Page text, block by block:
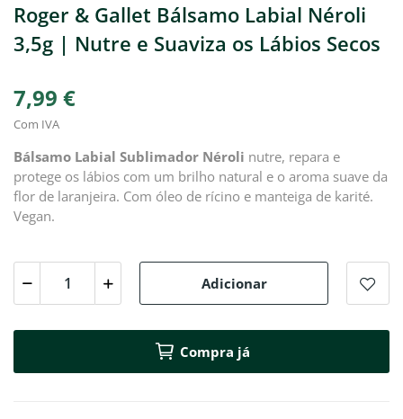
Roger & Gallet Bálsamo Labial Néroli
3,5g | Nutre e Suaviza os Lábios Secos
7,99 €
Com IVA
Bálsamo Labial Sublimador Néroli nutre, repara e
protege os lábios com um brilho natural e o aroma suave da
flor de laranjeira. Com óleo de rícino e manteiga de karité.
Vegan.
Adicionar
Compra já